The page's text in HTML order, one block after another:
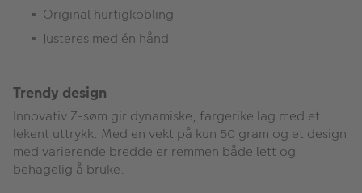
Original hurtigkobling
Justeres med én hånd
Trendy design
Innovativ Z-søm gir dynamiske, fargerike lag med et
lekent uttrykk. Med en vekt på kun 50 gram og et design
med varierende bredde er remmen både lett og
behagelig å bruke.